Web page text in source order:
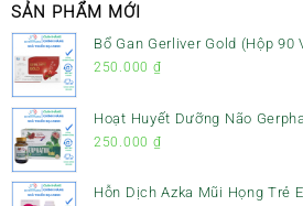
SẢN PHẨM MỚI
Bổ Gan Gerliver Gold (Hộp
Gan, Mát Gan & Bảo Vệ Gan
250.000 ₫
Hoạt Huyết Dưỡng Não
– Giảm Đau Đầu, Hoa Mắt,
250.000 ₫
Hỗn Dịch Azka Mũi Họng Trẻ